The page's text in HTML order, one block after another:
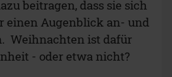
beitragen, dass sie sich
einen Augenblick an- und
Weihnachten ist dafür
- oder etwa nicht?